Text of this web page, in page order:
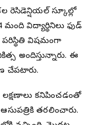
రెసిడెన్షియల్ స్కూల్లో
విద్యార్థినిలు ఫుడ్
విషమంగా
అందిస్తున్నారు. ఈ
కనిపించడంతో
తరలించారు.